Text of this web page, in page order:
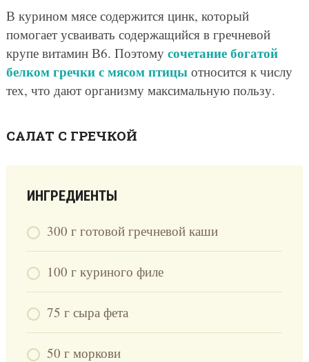
В курином мясе содержится цинк, который
помогает усваивать содержащийся в гречневой
крупе витамин В6. Поэтому сочетание богатой
белком гречки с мясом птицыотносится к числу
тех, что дают организму максимальную пользу.
САЛАТ С ГРЕЧКОЙ
ИНГРЕДИЕНТЫ
300 г готовой гречневой каши
100 г куриного филе
75 г сыра фета
50 г моркови